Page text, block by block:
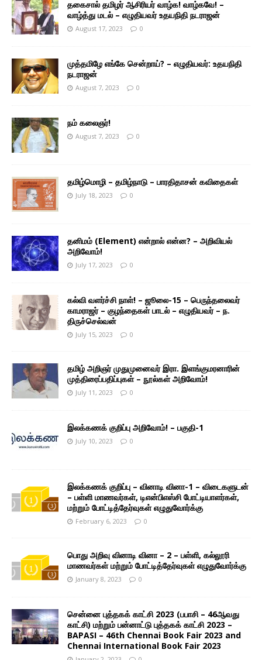
தகைசால் தமிழர் ஆசிரியர் வாழ்க! வாழ்கவே! –
வாழ்த்து மடல் – எழுதியவர் உதயநிதி நடராஜன்
August 17, 2023 0
முத்தமிழே எங்கே சென்றாய்? – எழுதியவர்: உதயநிதி
நடராஜன்
August 7, 2023 0
நம் கலைஞர்!
August 7, 2023 0
தமிழ்மொழி – தமிழ்நாடு – பாரதிதாசன் கவிதைகள்
July 18, 2023 0
தனிமம் (Element) என்றால் என்ன? – அறிவியல்
அறிவோம்!
July 17, 2023 0
கல்வி வளர்ச்சி நாள்! – ஜூலை-15 – பெருந்தலைவர்
காமராஜர் – குழந்தைகள் பாடல் – எழுதியவர் – ந.
திருச்செல்வன்
July 15, 2023 0
தமிழ் அறிஞர் முதுமுனைவர் இரா. இளங்குமரனாரின்
முத்திரைப்பதிப்புகள் – நூல்கள் அறிவோம்!
July 11, 2023 0
இலக்கணக் குறிப்பு அறிவோம்! – பகுதி-1
July 10, 2023 0
இலக்கணக் குறிப்பு – வினாடி வினா-1 – விடைகளுடன்
– பள்ளி மாணவர்கள், டிஎன்பிஎஸ்சி போட்டியாளர்கள்,
மற்றும் போட்டித்தேர்வுகள் எழுதுவோர்க்கு
February 6, 2023 0
பொது அறிவு வினாடி வினா – 2 – பள்ளி, கல்லூரி
மாணவர்கள் மற்றும் போட்டித்தேர்வுகள் எழுதுவோர்க்கு
January 8, 2023 0
சென்னை புத்தகக் காட்சி 2023 (பபாசி – 46ஆவது
காட்சி) மற்றும் பன்னாட்டு புத்தகக் காட்சி 2023 –
BAPASI – 46th Chennai Book Fair 2023 and
Chennai International Book Fair 2023